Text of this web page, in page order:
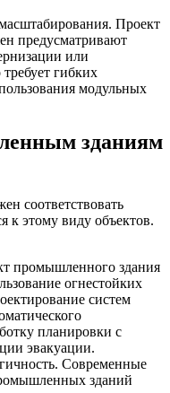
Проект
предусматривают
или
гибких
модульных
зданиям
соответствовать
к этому виду объектов.
промышленного здания
огнестойких
систем
планировки с
эвакуации.
Современные
зданий